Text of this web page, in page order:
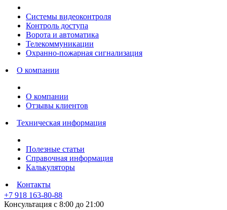
Системы видеоконтроля
Контроль доступа
Ворота и автоматика
Телекоммуникации
Охранно-пожарная сигнализация
О компании
О компании
Отзывы клиентов
Техническая информация
Полезные статьи
Справочная информация
Калькуляторы
Контакты
+7 918 163-80-88
Консультация с 8:00 до 21:00